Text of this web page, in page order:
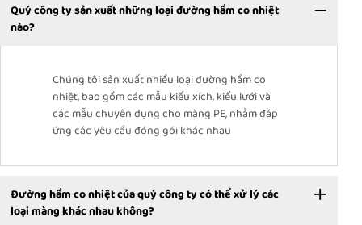
Quý công ty sản xuất những loại đường hầm co nhiệt
nào?
Chúng tôi sản xuất nhiều loại đường hầm co
nhiệt, bao gồm các mẫu kiểu xích, kiểu lưới và
các mẫu chuyên dụng cho màng PE, nhằm đáp
ứng các yêu cầu đóng gói khác nhau
Đường hầm co nhiệt của quý công ty có thể xử lý các
loại màng khác nhau không?